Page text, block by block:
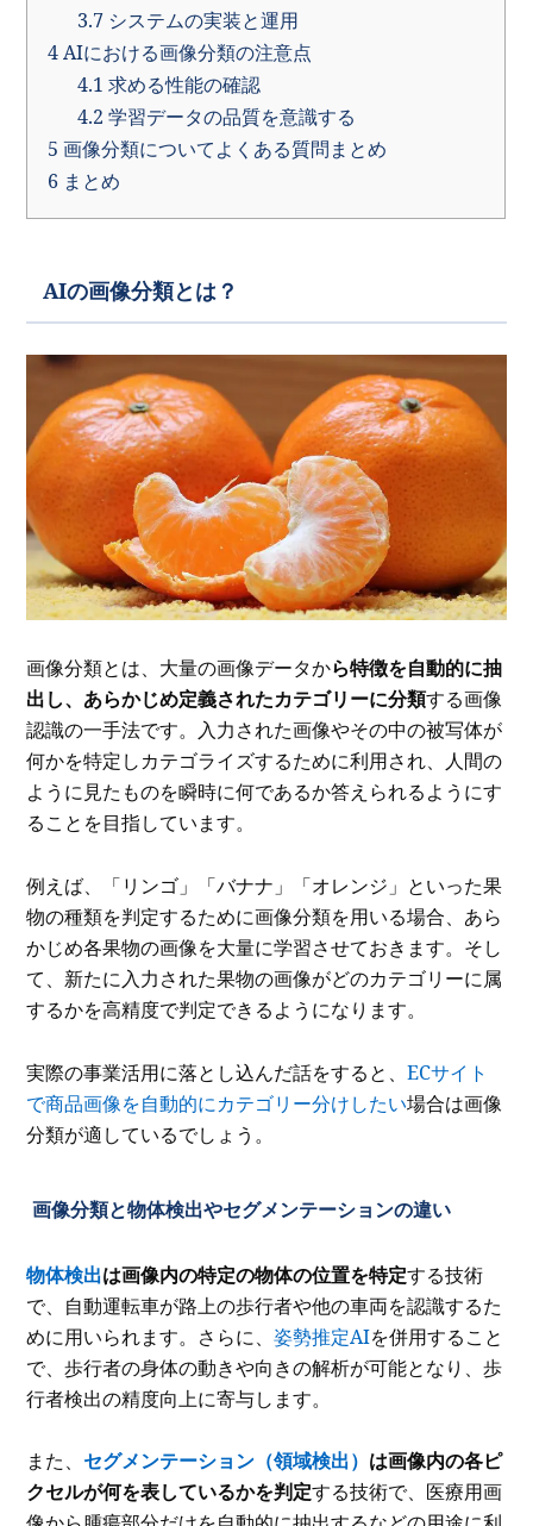
3.7システムの実装と運用
4AIにおける画像分類の注意点
4.1 求める性能の確認
4.2 学習データの品質を意識する
5 画像分類についてよくある質問まとめ
6 まとめ
AIの画像分類とは？
画像分類とは、大量の画像データから特徴を自動的に抽
出し、あらかじめ定義されたカテゴリーに分類する画像
認識の一手法です。入力された画像やその中の被写体が
何かを特定しカテゴライズするために利用され、人間の
ように見たものを瞬時に何であるか答えられるようにす
ることを目指しています。
例えば、「リンゴ」「バナナ」「オレンジ」といった果
物の種類を判定するために画像分類を用いる場合、あら
かじめ各果物の画像を大量に学習させておきます。そし
て、新たに入力された果物の画像がどのカテゴリーに属
するかを高精度で判定できるようになります。
実際の事業活用に落とし込んだ話をすると、ECサイト
で商品画像を自動的にカテゴリー分けしたい場合は画像
分類が適しているでしょう。
画像分類と物体検出やセグメンテーションの違い
物体検出は画像内の特定の物体の位置を特定する技術
で、自動運転車が路上の歩行者や他の車両を認識するた
めに用いられます。さらに、姿勢推定AIを併用すること
で、歩行者の身体の動きや向きの解析が可能となり、歩
行者検出の精度向上に寄与します。
また、 セグメンテーション（領域検出） は画像内の各ピ
クセルが何を表しているかを判定する技術で、医療用画